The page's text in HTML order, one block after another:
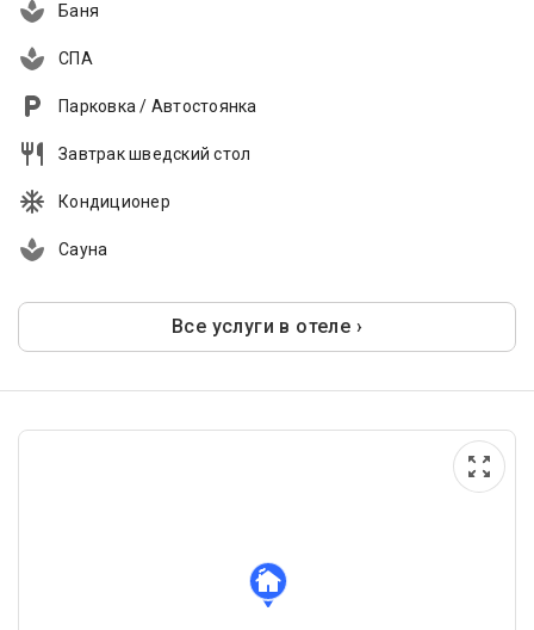
Баня
СПА
Парковка / Автостоянка
Завтрак шведский стол
Кондиционер
Сауна
Все услуги в отеле ›